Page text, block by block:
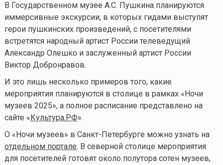
В Государственном музее А.С. Пушкина планируются
иммерсивные экскурсии, в которых гидами выступят
герои пушкинских произведений, с посетителями
встретятся народный артист России телеведущий
Александр Олешко и заслуженный артист России
Виктор Добронравов.
И это лишь несколько примеров того, какие
мероприятия планируются в столице в рамках «Ночи
музеев 2025», а полное расписание представлено на
сайте « Культура.РФ».
О «Ночи музеев» в Санкт-Петербурге можно узнать на
отдельном портале. В северной столице мероприятия
для посетителей готовят около полутора сотен музеев,